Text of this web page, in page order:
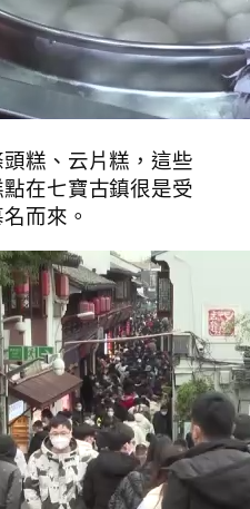
糕、云片糕，這些
在七寶古鎮很是受
而來。